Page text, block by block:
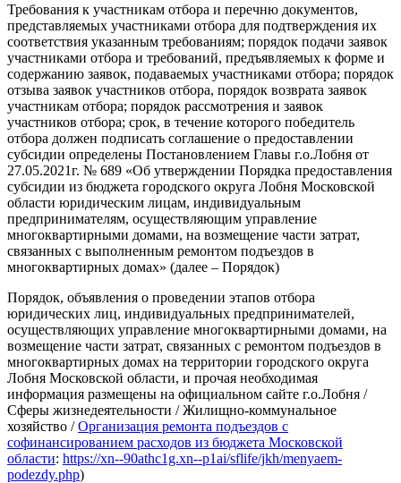
Требования к участникам отбора и перечню документов,
представляемых участниками отбора для подтверждения их
соответствия указанным требованиям; порядок подачи заявок
участниками отбора и требований, предъявляемых к форме и
содержанию заявок, подаваемых участниками отбора; порядок
отзыва заявок участников отбора, порядок возврата заявок
участникам отбора; порядок рассмотрения и заявок
участников отбора; срок, в течение которого победитель
отбора должен подписать соглашение о предоставлении
субсидии определены Постановлением Главы г.о.Лобня от
27.05.2021г. № 689 «Об утверждении Порядка предоставления
субсидии из бюджета городского округа Лобня Московской
области юридическим лицам, индивидуальным
предпринимателям, осуществляющим управление
многоквартирными домами, на возмещение части затрат,
связанных с выполненным ремонтом подъездов в
многоквартирных домах» (далее – Порядок)
Порядок, объявления о проведении этапов отбора
юридических лиц, индивидуальных предпринимателей,
осуществляющих управление многоквартирными домами, на
возмещение части затрат, связанных с ремонтом подъездов в
многоквартирных домах на территории городского округа
Лобня Московской области, и прочая необходимая
информация размещены на официальном сайте г.о.Лобня /
Сферы жизнедеятельности / Жилищно-коммунальное
хозяйство /Организация ремонта подъездов с
софинансированием расходов из бюджета Московской
области: https://xn--90athc1g.xn--p1ai/sflife/jkh/menyaem-
podezdy.php)